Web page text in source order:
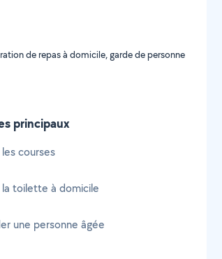
de repas à domicile, garde de personne
principaux
les courses
la toilette à domicile
une personne âgée